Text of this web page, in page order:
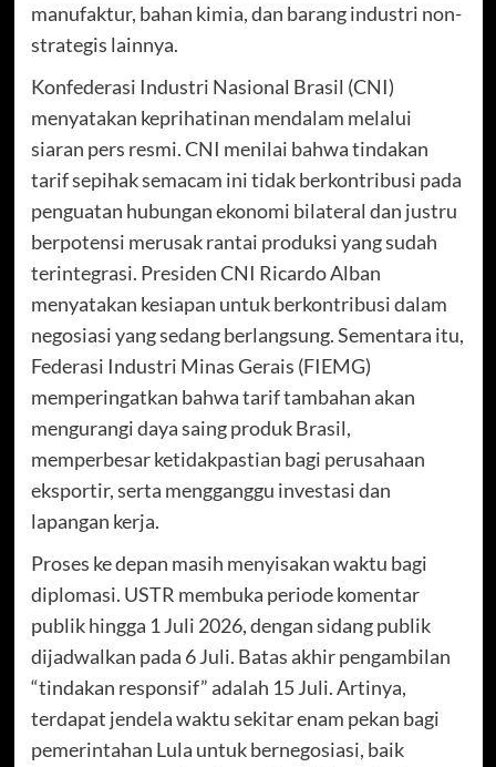
manufaktur, bahan kimia, dan barang industri non-
strategis lainnya.
Konfederasi Industri Nasional Brasil (CNI)
menyatakan keprihatinan mendalam melalui
siaran pers resmi. CNI menilai bahwa tindakan
tarif sepihak semacam ini tidak berkontribusi pada
penguatan hubungan ekonomi bilateral dan justru
berpotensi merusak rantai produksi yang sudah
terintegrasi. Presiden CNI Ricardo Alban
menyatakan kesiapan untuk berkontribusi dalam
negosiasi yang sedang berlangsung. Sementara itu,
Federasi Industri Minas Gerais (FIEMG)
memperingatkan bahwa tarif tambahan akan
mengurangi daya saing produk Brasil,
memperbesar ketidakpastian bagi perusahaan
eksportir, serta mengganggu investasi dan
lapangan kerja.
Proses ke depan masih menyisakan waktu bagi
diplomasi. USTR membuka periode komentar
publik hingga 1 Juli 2026, dengan sidang publik
dijadwalkan pada 6 Juli. Batas akhir pengambilan
“tindakan responsif” adalah 15 Juli. Artinya,
terdapat jendela waktu sekitar enam pekan bagi
pemerintahan Lula untuk bernegosiasi, baik